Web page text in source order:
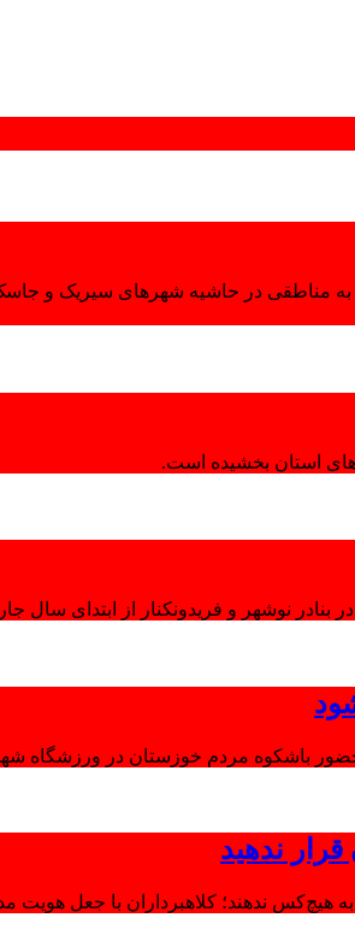
به مناطقی در حاشیه شهرهای سیریک و
استان بخشیده است.
نوشهر و فریدونکنار از ابتدای سال
باشکوه مردم خوزستان در ورزشگاه
ندهید
ندهند؛ کلاهبرداران با جعل هویت